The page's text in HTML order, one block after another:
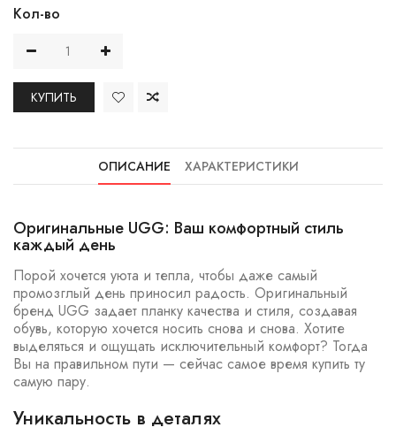
Кол-во
КУПИТЬ
ОПИСАНИЕ ХАРАКТЕРИСТИКИ
Оригинальные UGG: Ваш комфортный стиль
каждый день
Порой хочется уюта и тепла, чтобы даже самый
промозглый день приносил радость. Оригинальный
бренд UGG задает планку качества и стиля, создавая
обувь, которую хочется носить снова и снова. Хотите
выделяться и ощущать исключительный комфорт? Тогда
Вы на правильном пути — сейчас самое время купить ту
самую пару.
Уникальность в деталях